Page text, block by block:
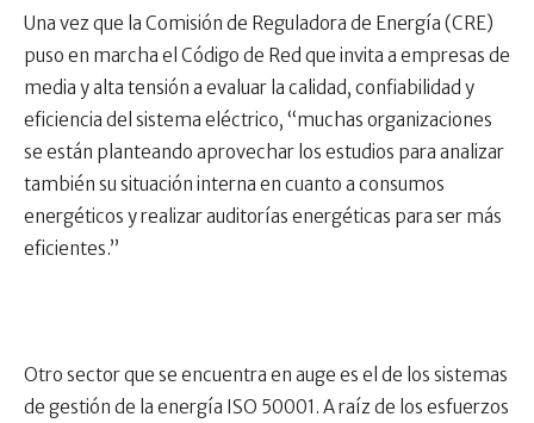
Una vez que la Comisión de Reguladora de Energía (CRE)
puso en marcha el Código de Red que invita a empresas de
media y alta tensión a evaluar la calidad, confiabilidad y
eficiencia del sistema eléctrico, “muchas organizaciones
se están planteando aprovechar los estudios para analizar
también su situación interna en cuanto a consumos
energéticos y realizar auditorías energéticas para ser más
eficientes.”
Otro sector que se encuentra en auge es el de los sistemas
de gestión de la energía ISO 50001. A raíz de los esfuerzos